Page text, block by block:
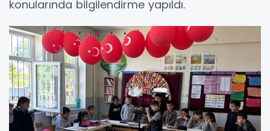
konularında bilgilendirme yapıldı.